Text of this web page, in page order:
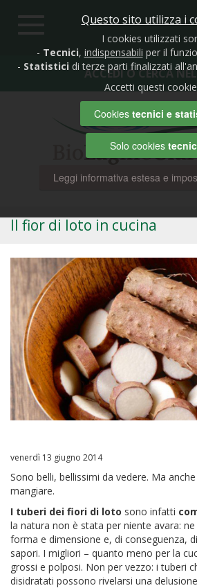
Toggle
navigation
ACCEDI O CERCA
Il fior di loto in cucina
venerdì 13 giugno 2014
Sono belli, bellissimi da vedere. Ma
mangiare.
I tuberi dei fiori di loto sono infatti
la natura non è stata per niente avara:
forma e dimensione e, di conseguenza,
sapori. I migliori – quanto meno per la
grossi e polposi. Non per vezzo: i tuberi
disidratati possono rivelarsi una
Questo sito utilizza i
I cookies utilizzati
- Tecnici, indispensabili per il
- Statistici di terze parti finalizzati
Accetti questi
Cookies tecnici e
Solo cookies
Leggi informativa estesa e